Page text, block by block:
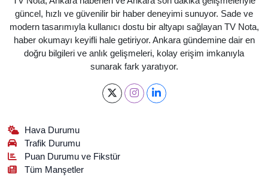
güncel, hızlı ve güvenilir bir haber deneyimi sunuyor. Sade ve
modern tasarımıyla kullanıcı dostu bir altyapı sağlayan TV Nota,
haber okumayı keyifli hale getiriyor. Ankara gündemine dair en
doğru bilgileri ve anlık gelişmeleri, kolay erişim imkanıyla
sunarak fark yaratıyor.
Hava Durumu
Trafik Durumu
Puan Durumu ve Fikstür
Tüm Manşetler